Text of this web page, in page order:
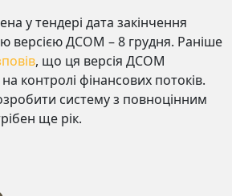
у тендері дата закінчення
версією ДСОМ – 8 грудня. Раніше
, що ця версія ДСОМ
контролі фінансових потоків.
систему з повноцінним
ще рік.